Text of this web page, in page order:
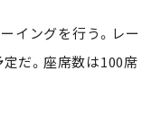
イングを行う。レー
だ。座席数は100席